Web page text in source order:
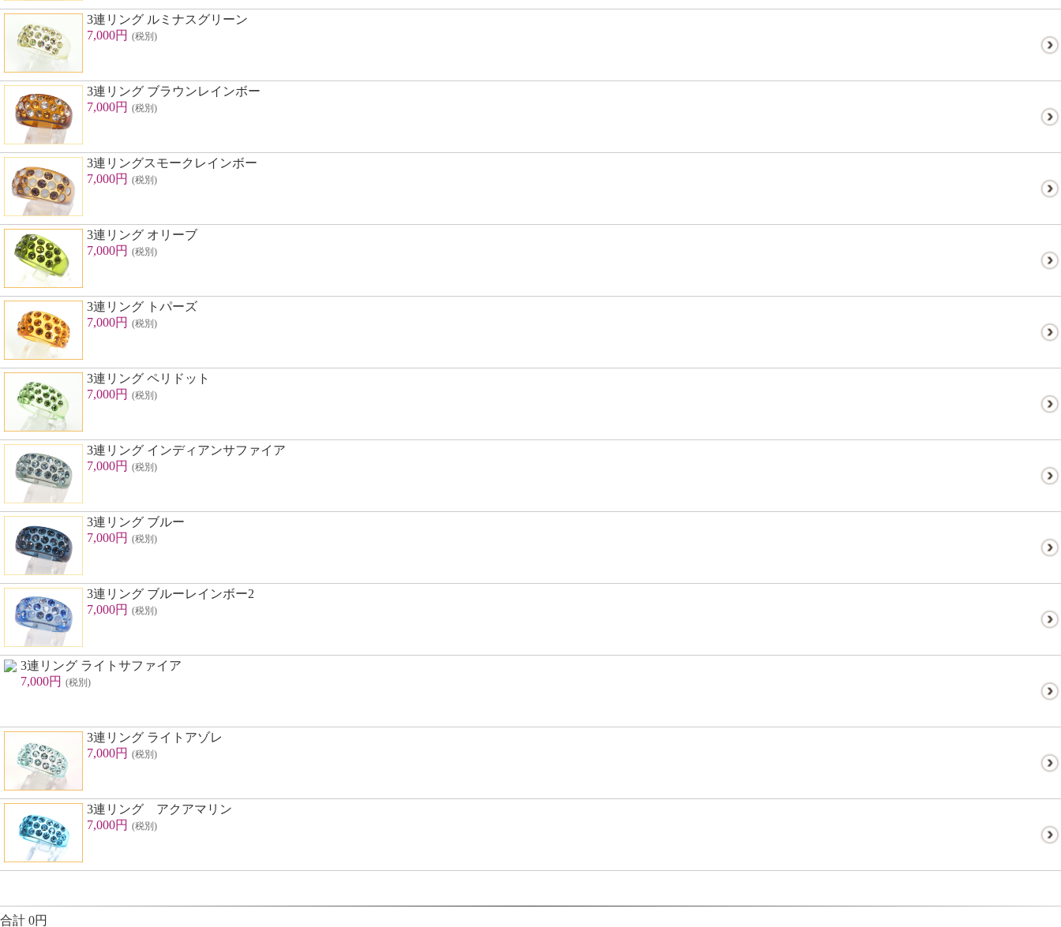
3連リング ルミナスグリーン
7,000円 (税別)
3連リング ブラウンレインボー
7,000円 (税別)
3連リングスモークレインボー
7,000円 (税別)
3連リング オリーブ
7,000円 (税別)
3連リング トパーズ
7,000円 (税別)
3連リング ペリドット
7,000円 (税別)
3連リング インディアンサファイア
7,000円 (税別)
3連リング ブルー
7,000円 (税別)
3連リング ブルーレインボー2
7,000円 (税別)
3連リング ライトサファイア
7,000円 (税別)
3連リング ライトアゾレ
7,000円 (税別)
3連リング アクアマリン
7,000円 (税別)
合計 0円